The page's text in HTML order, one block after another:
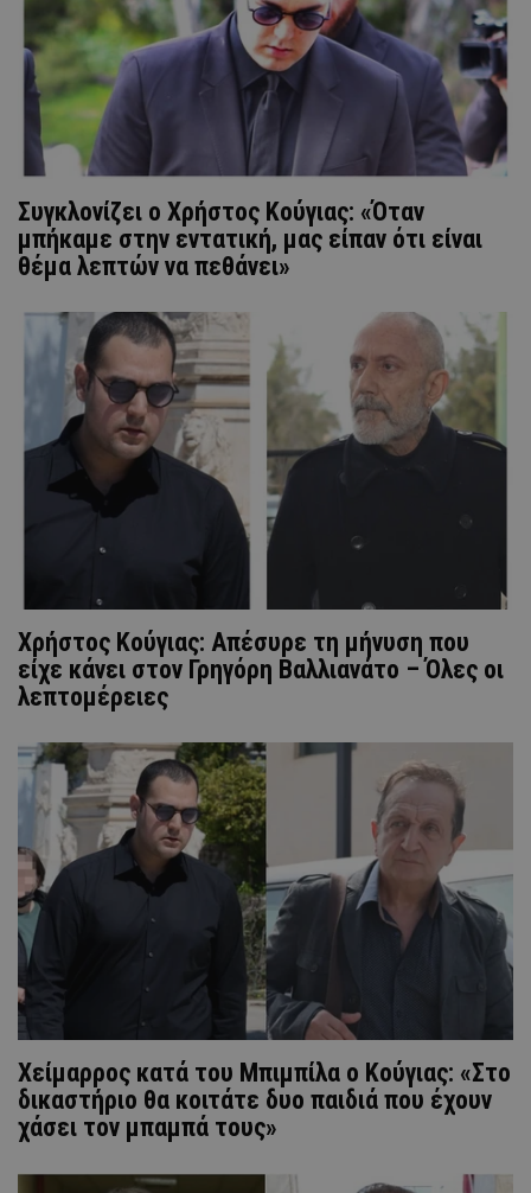
Συγκλονίζει ο Χρήστος Κούγιας: «Όταν
μπήκαμε στην εντατική, μας είπαν ότι είναι
θέμα λεπτών να πεθάνει»
Χρήστος Κούγιας: Απέσυρε τη μήνυση που
είχε κάνει στον Γρηγόρη Βαλλιανάτο – Όλες οι
λεπτομέρειες
Χείμαρρος κατά του Μπιμπίλα ο Κούγιας: «Στο
δικαστήριο θα κοιτάτε δυο παιδιά που έχουν
χάσει τον μπαμπά τους»